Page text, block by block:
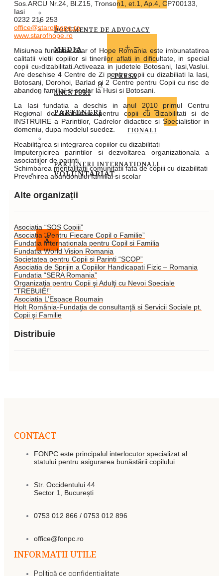
MENU
PUBLICATII
DOCUMENTE DE ADVOCACY
MEDIA
OPEN
MENU
STIRI
COMUNICATE DE PRESA
INFO MEMBRI
ANUNTURI
PARTENERI
OPEN
MENU
PARTENERI INSTITUTIONALI
SOCIETATEA CIVILA
SPONSORI SI DONATORI
PARTENERI INTERNATIONALI
VOLUNTARIAT
X
Sos.ARCU Nr.24, Bl.Z15, Tronson1, et.1, Ap.4, CP700133,
Iasi
0232 216 253
office@starofhope.ro
www.starofhope.ro
Misiunea fundatiei Star of Hope Romania este imbunatatirea
calitatii vietii copiilor si tinerilor aflati in dificultate, in special
copii cu dizabilitati.Activeaza in judetele Botosani, Iasi,Vaslui.
Are deschise 4 Centre de Zi pentru copii cu dizabiliati la Iasi,
Botosani, Dorohoi, Barlad si 2 Centre pentru Copii cu risc de
abandon familial si scolar la Husi si Botosani.
La Iasi fundatia a deschis in anul 2010 primul Centru
Regional de Reabilitare pentru copii cu dizabilitati si de
INSTRUIRE a Parintilor, Cadrelor didactice si Specialistior in
domeniu, dupa modelul suedez.
Reabilitarea si integrarea copiilor cu dizabilitati
Imputernicirea parintilor si dezvoltarea organizationala a
asociatiilor de parinti
Schimbarea mentalitatii comunitatii fata de copiii cu dizabilitati
Prevenirea abandonului familial si scolar
Alte organizații
Asociatia “SOS Copiii”
Asociatia “Pentru Fiecare Copil o Familie”
Fundatia Internationala pentru Copil si Familia
Fundatia World Vision Romania
Societatea pentru Copii si Parinti “SCOP”
Asociatia de Sprijin a Copiilor Handicapati Fizic – Romania
Fundatia “SERA Romania”
Organizaţia pentru Copii şi Adulţi cu Nevoi Speciale
“TREBUIE!”
Asociatia L’Espace Roumain
Holt România-Fundaţia de consultanţă si Servicii Sociale pt.
Copii şi Familie
Distribuie
CONTACT
FONPC este principalul interlocutor specializat al
statului pentru asigurarea bunăstării copilului
Str. Occidentului 44
Sector 1, București
0753 012 866 / 0753 012 896
office@fonpc.ro
INFORMATII UTILE
Politică de confidențialitate